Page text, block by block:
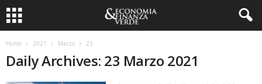
Home 2021 Marzo 23
Daily Archives: 23 Marzo 2021